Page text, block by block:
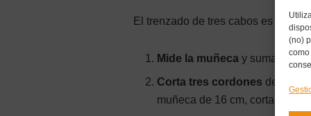
(no)
El trenzado de tres cabos es el
Mide la muñeca y suma 2 cm
Corta tres cordones de esa
muñeca de 16 cm, corta unos